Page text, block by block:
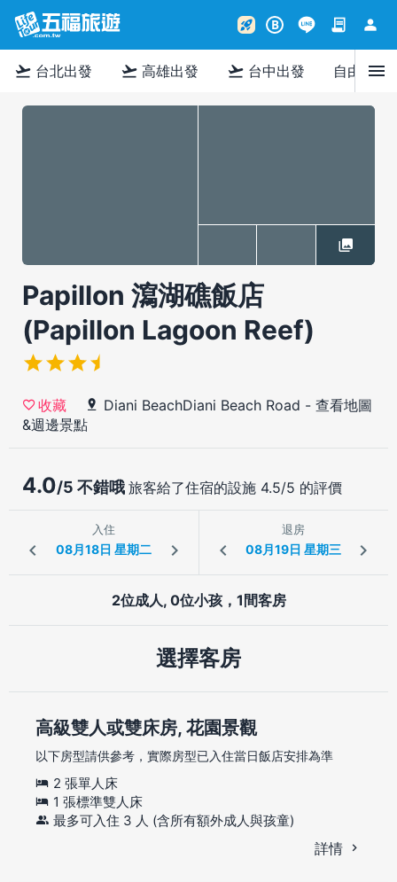
rocket_launch B contract person
flight_takeoff 台北出發 flight_takeoff 高雄出發 flight_takeoff 台中出發 自由行menu
Papillon 瀉湖礁飯店
(Papillon Lagoon Reef)
收藏 Diani BeachDiani Beach Road - 查看地圖
&週邊景點
4.0/5 不錯哦 旅客給了住宿的設施 4.5/5 的評價
入住 退房
2位成人, 0位小孩，1間客房
選擇客房
高級雙人或雙床房, 花園景觀
以下房型請供參考，實際房型已入住當日飯店安排為準
2 張單人床
1 張標準雙人床
最多可入住 3 人 (含所有額外成人與孩童)
詳情